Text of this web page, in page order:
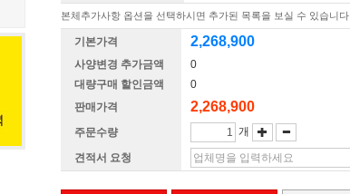
본체추가사항 옵션을 선택하시면 추가된 목록을 보실 수 있습니다.
기본가격 2,268,900
사양변경 추가금액
0
대량구매 할인금액
0
판매가격
2,268,900
주문수량 개
견적서 요청